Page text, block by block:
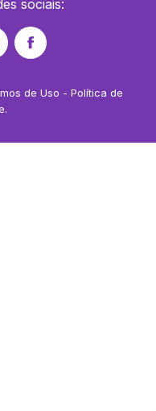
sociais:
de Uso - Política de
.